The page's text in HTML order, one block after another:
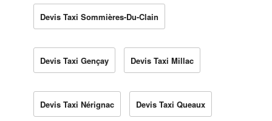
Devis Taxi Sommières-Du-Clain
Devis Taxi Gençay Devis Taxi Millac
Devis Taxi Nérignac Devis Taxi Queaux